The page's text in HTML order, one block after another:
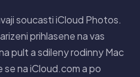
soucasti iCloud Photos.
prihlasene na vas
pult a sdileny rodinny Mac
na iCloud.com a po